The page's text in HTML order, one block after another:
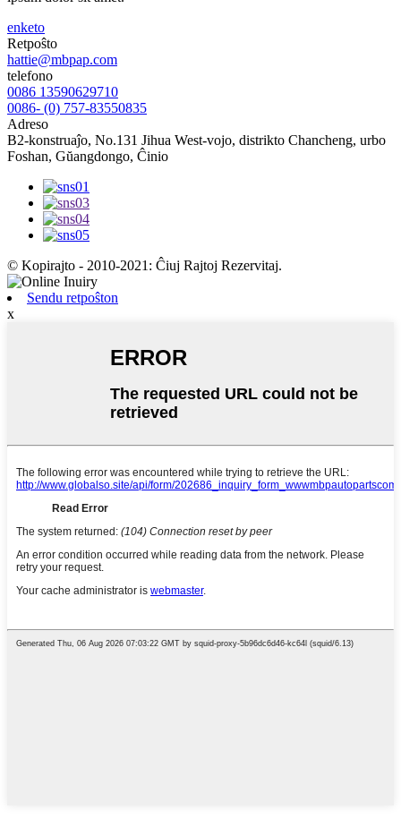
enketo
Retpoŝto
hattie@mbpap.com
telefono
0086 13590629710
0086- (0) 757-83550835
Adreso
B2-konstruaĵo, No.131 Jihua West-vojo, distrikto Chancheng, urbo
Foshan, Gŭangdongo, Ĉinio
© Kopirajto - 2010-2021: Ĉiuj Rajtoj Rezervitaj.
Sendu retpoŝton
x